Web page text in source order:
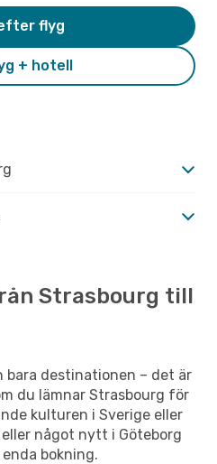
+ hotell
flyg
Strasbourg till
bara destinationen – det är
du lämnar Strasbourg för
kulturen i Sverige eller
något nytt i Göteborg
bokning.